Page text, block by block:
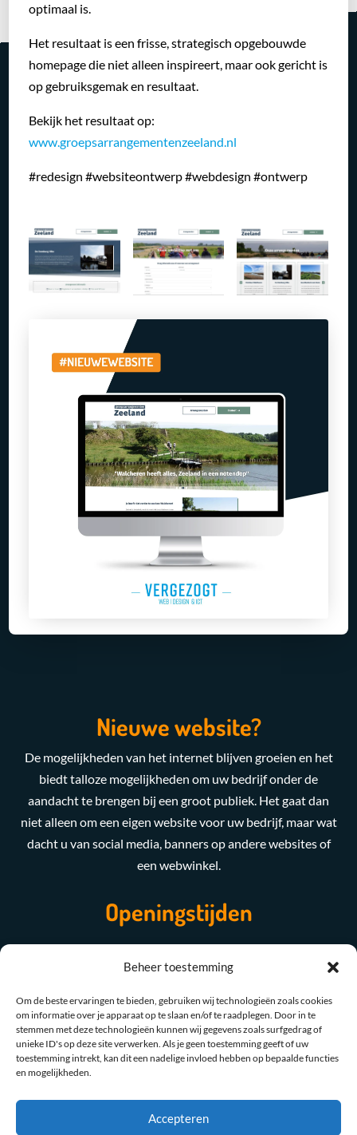
Beheer toestemming
Om de beste ervaringen te bieden, gebruiken wij technologieën zoals cookies
om informatie over je apparaat op te slaan en/of te raadplegen. Door in te
stemmen met deze technologieën kunnen wij gegevens zoals surfgedrag of
unieke ID's op deze site verwerken. Als je geen toestemming geeft of uw
toestemming intrekt, kan dit een nadelige invloed hebben op bepaalde functies
en mogelijkheden.
Accepteren
optimaal is.
Het resultaat is een frisse, strategisch opgebouwde
homepage die niet alleen inspireert, maar ook gericht is
op gebruiksgemak en resultaat.
Bekijk het resultaat op:
www.groepsarrangementenzeeland.nl
#redesign #websiteontwerp #webdesign #ontwerp
Nieuwe website?
De mogelijkheden van het internet blijven groeien en het
biedt talloze mogelijkheden om uw bedrijf onder de
aandacht te brengen bij een groot publiek. Het gaat dan
niet alleen om een eigen website voor uw bedrijf, maar wat
dacht u van social media, banners op andere websites of
een webwinkel.
Openingstijden
Maandag t/m Vrijdag
08:00 - 17:00
Laat een recensie achter